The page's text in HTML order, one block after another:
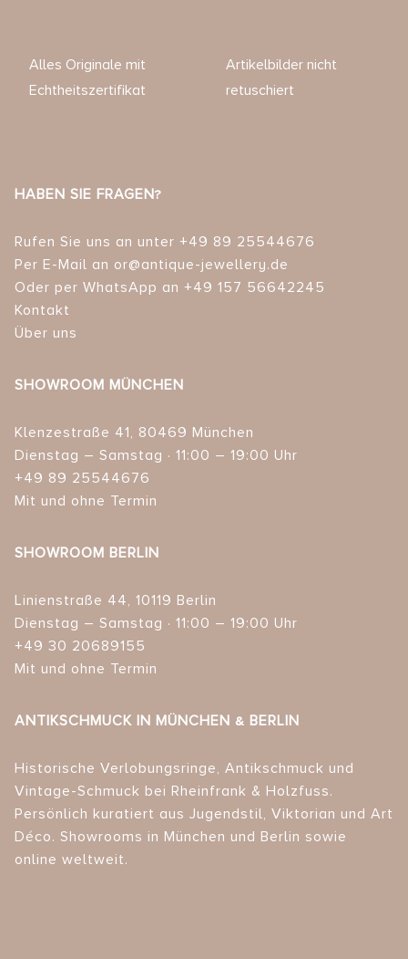
Alles Originale mit
Echtheitszertifikat
Artikelbilder nicht
retuschiert
HABEN SIE FRAGEN?
Rufen Sie uns an unter +49 89 25544676
Per E-Mail an or@antique-jewellery.de
Oder per WhatsApp an +49 157 56642245
Kontakt
Über uns
SHOWROOM MÜNCHEN
Klenzestraße 41, 80469 München
Dienstag – Samstag · 11:00 – 19:00 Uhr
+49 89 25544676
Mit und ohne Termin
SHOWROOM BERLIN
Linienstraße 44, 10119 Berlin
Dienstag – Samstag · 11:00 – 19:00 Uhr
+49 30 20689155
Mit und ohne Termin
ANTIKSCHMUCK IN MÜNCHEN & BERLIN
Historische Verlobungsringe, Antikschmuck und
Vintage-Schmuck bei Rheinfrank & Holzfuss.
Persönlich kuratiert aus Jugendstil, Viktorian und Art
Déco. Showrooms in München und Berlin sowie
online weltweit.